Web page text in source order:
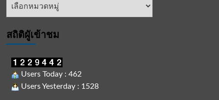
ลอง15
บอกบุญ
เหลือ
ประสบ
ภัย
น้ำ
ท่วม
สถิติผูัเข้าชม
Users Today : 462
Users Yesterday : 1528